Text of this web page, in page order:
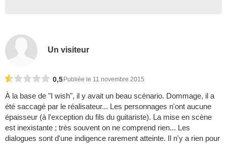
Un visiteur
0,5 Publiée le 11 novembre 2015
À la base de "I wish", il y avait un beau scénario. Dommage, il a
été saccagé par le réalisateur... Les personnages n'ont aucune
épaisseur (à l'exception du fils du guitariste). La mise en scène
est inexistante ; très souvent on ne comprend rien... Les
dialogues sont d'une indigence rarement atteinte. Il n'y a rien pour